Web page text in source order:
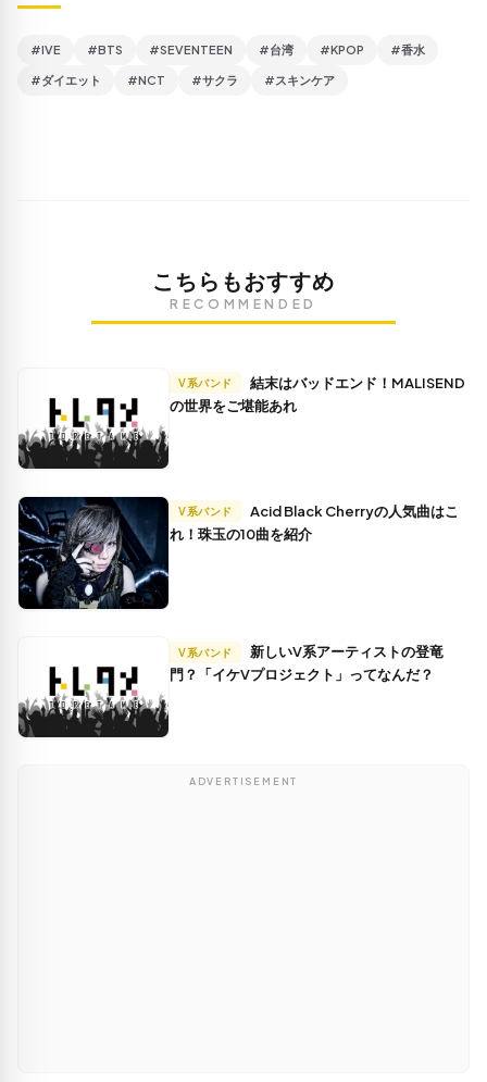
#IVE #BTS #SEVENTEEN #台湾 #KPOP #香水
#ダイエット #NCT #サクラ #スキンケア
こちらもおすすめ
RECOMMENDED
V系バンド
の世界をご堪能あれ
V系バンド
れ！珠玉の10曲を紹介
V系バンド
門？「イケVプロジェクト」ってなんだ？
ADVERTISEMENT